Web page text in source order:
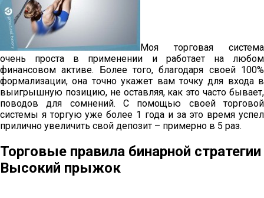
Моя торговая система
очень проста в применении и работает на любом
финансовом активе. Более того, благодаря своей 100%
формализации, она точно укажет вам точку для входа в
выигрышную позицию, не оставляя, как это часто бывает,
поводов для сомнений. С помощью своей торговой
системы я торгую уже более 1 года и за это время успел
прилично увеличить свой депозит – примерно в 5 раз.
Торговые правила бинарной стратегии
Высокий прыжок